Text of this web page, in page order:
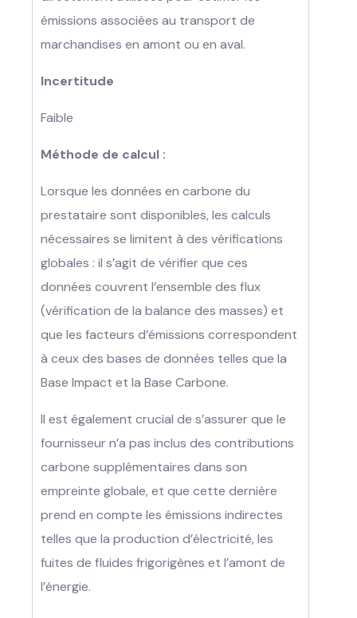
émissions associées au transport de
marchandises en amont ou en aval.
Incertitude
Faible
Méthode de calcul :
Lorsque les données en carbone du
prestataire sont disponibles, les calculs
nécessaires se limitent à des vérifications
globales : il s’agit de vérifier que ces
données couvrent l’ensemble des flux
(vérification de la balance des masses) et
que les facteurs d’émissions correspondent
à ceux des bases de données telles que la
Base Impact et la Base Carbone.
Il est également crucial de s’assurer que le
fournisseur n’a pas inclus des contributions
carbone supplémentaires dans son
empreinte globale, et que cette dernière
prend en compte les émissions indirectes
telles que la production d’électricité, les
fuites de fluides frigorigènes et l’amont de
l’énergie.